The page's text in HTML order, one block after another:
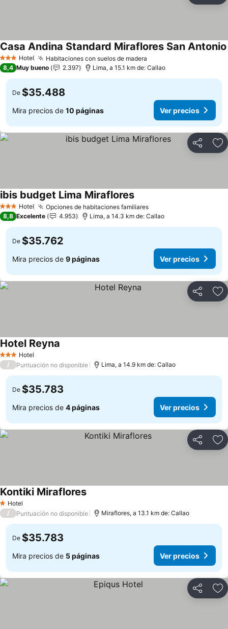
3 Estrellas
Hotel Habitaciones con suelos de madera
Casa Andina Standard Miraflores San Antonio
8,4 Muy bueno 2.397 Lima, a 15.1 km de: Callao
De $35.488
Mira precios de 10 páginas Ver precios
Compartir
3 Estrellas
Hotel Opciones de habitaciones familiares
ibis budget Lima Miraflores
8,8 Excelente 4.953 Lima, a 14.3 km de: Callao
De $35.762
Mira precios de 9 páginas Ver precios
Compartir
3 Estrellas
Hotel
Hotel Reyna
/ Puntuación no disponible Lima, a 14.9 km de: Callao
De $35.783
Mira precios de 4 páginas Ver precios
Compartir
1 Estrellas
Hotel
Kontiki Miraflores
/ Puntuación no disponible Miraflores, a 13.1 km de: Callao
De $35.783
Mira precios de 5 páginas Ver precios
Compartir